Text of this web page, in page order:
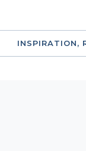
INSPIRATION,